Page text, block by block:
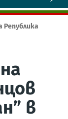
Република
в